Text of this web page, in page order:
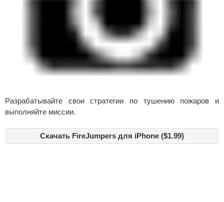
Разрабатывайте свои стратегии по тушению пожаров и
выполняйте миссии.
Скачать FireJumpers для iPhone ($1.99)